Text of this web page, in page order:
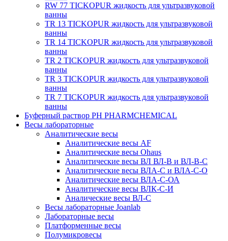
RW 77 TICKOPUR жидкость для ультразвуковой
ванны
TR 13 TICKOPUR жидкость для ультразвуковой
ванны
TR 14 TICKOPUR жидкость для ультразвуковой
ванны
TR 2 TICKOPUR жидкость для ультразвуковой
ванны
TR 3 TICKOPUR жидкость для ультразвуковой
ванны
TR 7 TICKOPUR жидкость для ультразвуковой
ванны
Буферный раствор PH PHARMCHEMICAL
Весы лабораторные
Аналитические весы
Аналитические весы AF
Аналитические весы Ohaus
Аналитические весы ВЛ ВЛ-В и ВЛ-В-С
Аналитические весы ВЛА-С и ВЛА-С-О
Аналитические весы ВЛА-С-ОА
Аналитические весы ВЛК-С-И
Аналические весы ВЛ-С
Весы лабораторные Joanlab
Лабораторные весы
Платформенные весы
Полумикровесы